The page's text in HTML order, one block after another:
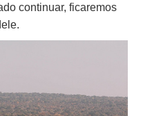
continuar, ficaremos